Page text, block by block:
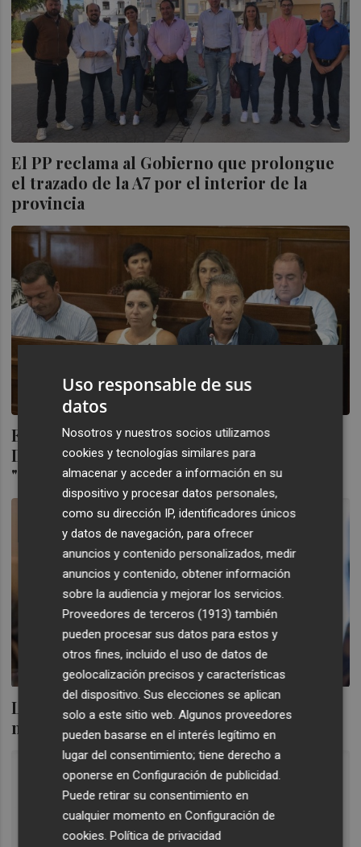
El PP reclama al Gobierno que prolongue
el trazado de la A7 por el interior de la
provincia
El PP propone al presidente de la
Diputación un "frente común" contra los
"peajes blandos" en la A7
Libertas 7 mejora en todas sus áreas de
negocio al cierre del primer semestre
Uso responsable de sus
datos
Nosotros y nuestros socios utilizamos
cookies y tecnologías similares para
almacenar y acceder a información en su
dispositivo y procesar datos personales,
como su dirección IP, identificadores únicos
y datos de navegación, para ofrecer
anuncios y contenido personalizados, medir
anuncios y contenido, obtener información
sobre la audiencia y mejorar los servicios.
Proveedores de terceros (1913) también
pueden procesar sus datos para estos y
otros fines, incluido el uso de datos de
geolocalización precisos y características
del dispositivo. Sus elecciones se aplican
solo a este sitio web. Algunos proveedores
pueden basarse en el interés legítimo en
lugar del consentimiento; tiene derecho a
oponerse enConfiguración de publicidad.
Puede retirar su consentimiento en
cualquier momento enConfiguración de
cookies.Política de privacidad